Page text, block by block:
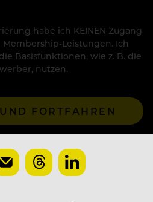
habe ich KEINEN Zugang
Leistungen. Ich
Basisfunktionen, wie z. B. die
nutzen.
FORTFAHREN